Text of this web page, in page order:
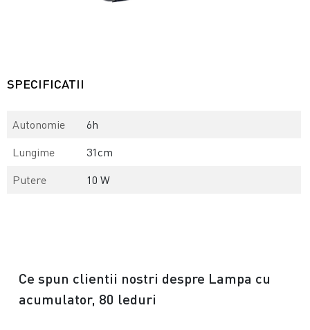
SPECIFICATII
Autonomie
6h
Lungime
31cm
Putere
10 W
Ce spun clientii nostri despre Lampa cu
acumulator, 80 leduri